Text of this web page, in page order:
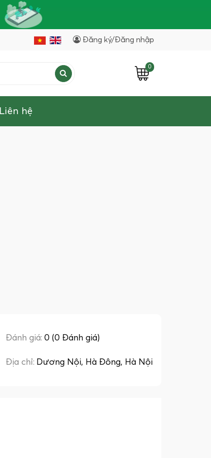
Đăng ký/Đăng nhập
0
Liên hệ
Đánh giá: 0 (0 Đánh giá)
Địa chỉ: Dương Nội, Hà Đông, Hà Nội